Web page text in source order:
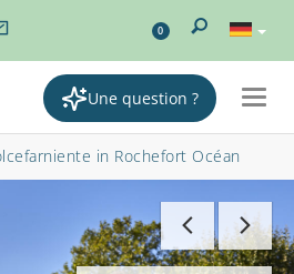
0
Une question ?
in Rochefort Océan